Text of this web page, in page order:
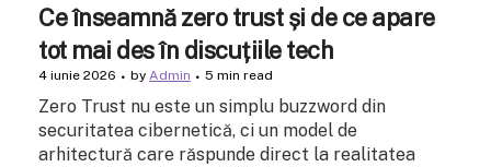
Ce înseamnă zero trust și de ce apare
tot mai des în discuțiile tech
4 iunie 2026 by Admin 5 min read
Zero Trust nu este un simplu buzzword din
securitatea cibernetică, ci un model de
arhitectură care răspunde direct la realitatea